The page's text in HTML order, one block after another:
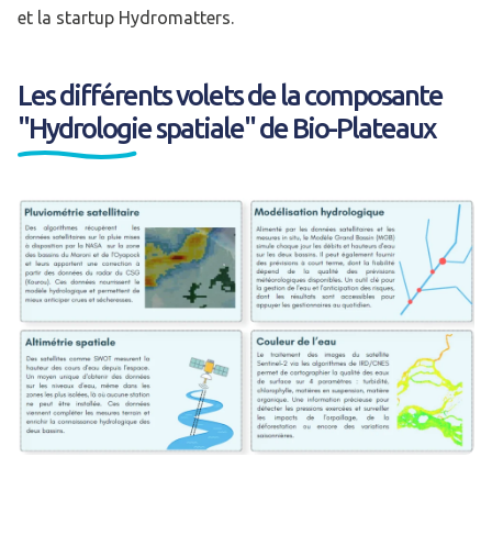
et la startup Hydromatters.
Les différents volets de la composante
"Hydrologie spatiale" de Bio-Plateaux